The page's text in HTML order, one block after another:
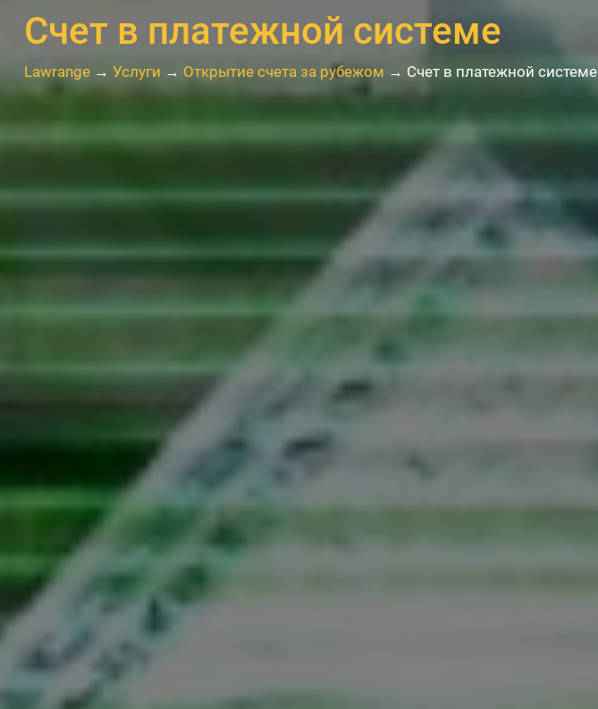
Счет в платежной системе
Lawrange → Услуги → Открытие счета за рубежом → Счет в платежной системе